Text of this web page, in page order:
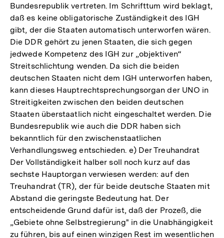
Bundesrepublik vertreten. Im Schrifttum wird beklagt,
daß es keine obligatorische Zuständigkeit des IGH
gibt, der die Staaten automatisch unterworfen wären.
Die DDR gehört zu jenen Staaten, die sich gegen
jedwede Kompetenz des IGH zur „objektiven“
Streitschlichtung wenden. Da sich die beiden
deutschen Staaten nicht dem IGH unterworfen haben,
kann dieses Hauptrechtsprechungsorgan der UNO in
Streitigkeiten zwischen den beiden deutschen
Staaten überstaatlich nicht eingeschaltet werden. Die
Bundesrepublik wie auch die DDR haben sich
bekanntlich für den zwischenstaatlichen
Verhandlungsweg entschieden. e) Der Treuhandrat
Der Vollständigkeit halber soll noch kurz auf das
sechste Hauptorgan verwiesen werden: auf den
Treuhandrat (TR), der für beide deutsche Staaten mit
Abstand die geringste Bedeutung hat. Der
entscheidende Grund dafür ist, daß der Prozeß, die
„Gebiete ohne Selbstregierung" in die Unabhängigkeit
zu führen, bis auf einen winzigen Rest im wesentlichen
Zum